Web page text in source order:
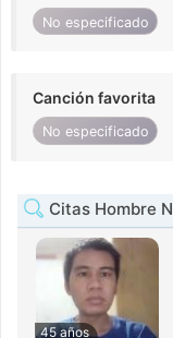
No especificado
Canción favorita
No especificado
Citas Hombre
45 años